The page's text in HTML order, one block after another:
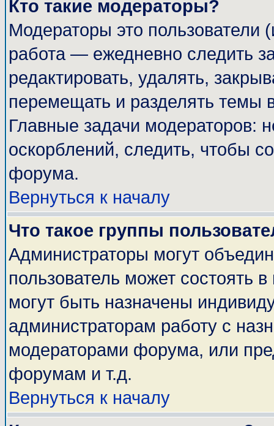
Кто такие модераторы?
Модераторы это пользователи
работа — ежедневно следить
редактировать, удалять,
перемещать и разделять темы
Главные задачи модераторов:
оскорблений, следить, чтобы
форума.
Вернуться к началу
Что такое группы
Администраторы могут
пользователь может состоять
могут быть назначены
администраторам работу с
модераторами форума, или
форумам и т.д.
Вернуться к началу